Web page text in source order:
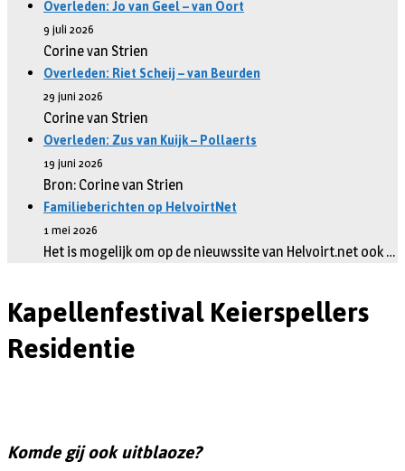
Overleden: Jo van Geel – van Oort
9 juli 2026
Corine van Strien
Overleden: Riet Scheij – van Beurden
29 juni 2026
Corine van Strien
Overleden: Zus van Kuijk – Pollaerts
19 juni 2026
Bron: Corine van Strien
Familieberichten op HelvoirtNet
1 mei 2026
Het is mogelijk om op de nieuwssite van Helvoirt.net ook …
Kapellenfestival Keierspellers
Residentie
Komde gij ook uitblaoze?